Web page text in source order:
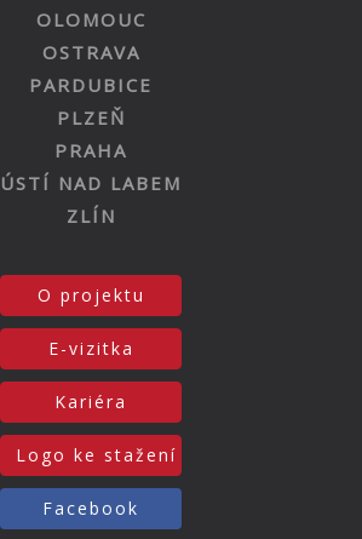
OLOMOUC
OSTRAVA
PARDUBICE
PLZEŇ
PRAHA
ÚSTÍ NAD LABEM
ZLÍN
O projektu
E-vizitka
Kariéra
Logo ke stažení
Facebook